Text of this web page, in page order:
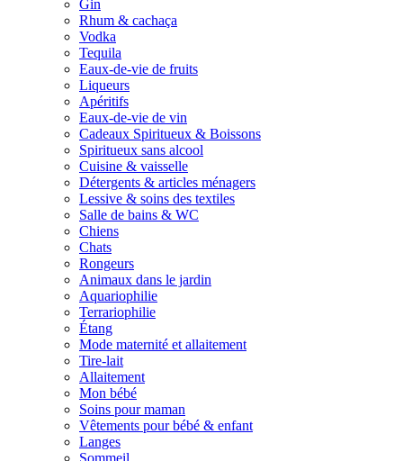
Gin
Rhum & cachaça
Vodka
Tequila
Eaux-de-vie de fruits
Liqueurs
Apéritifs
Eaux-de-vie de vin
Cadeaux Spiritueux & Boissons
Spiritueux sans alcool
Cuisine & vaisselle
Détergents & articles ménagers
Lessive & soins des textiles
Salle de bains & WC
Chiens
Chats
Rongeurs
Animaux dans le jardin
Aquariophilie
Terrariophilie
Étang
Mode maternité et allaitement
Tire-lait
Allaitement
Mon bébé
Soins pour maman
Vêtements pour bébé & enfant
Langes
Sommeil